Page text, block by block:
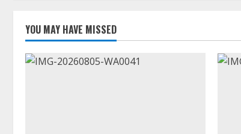
YOU MAY HAVE MISSED